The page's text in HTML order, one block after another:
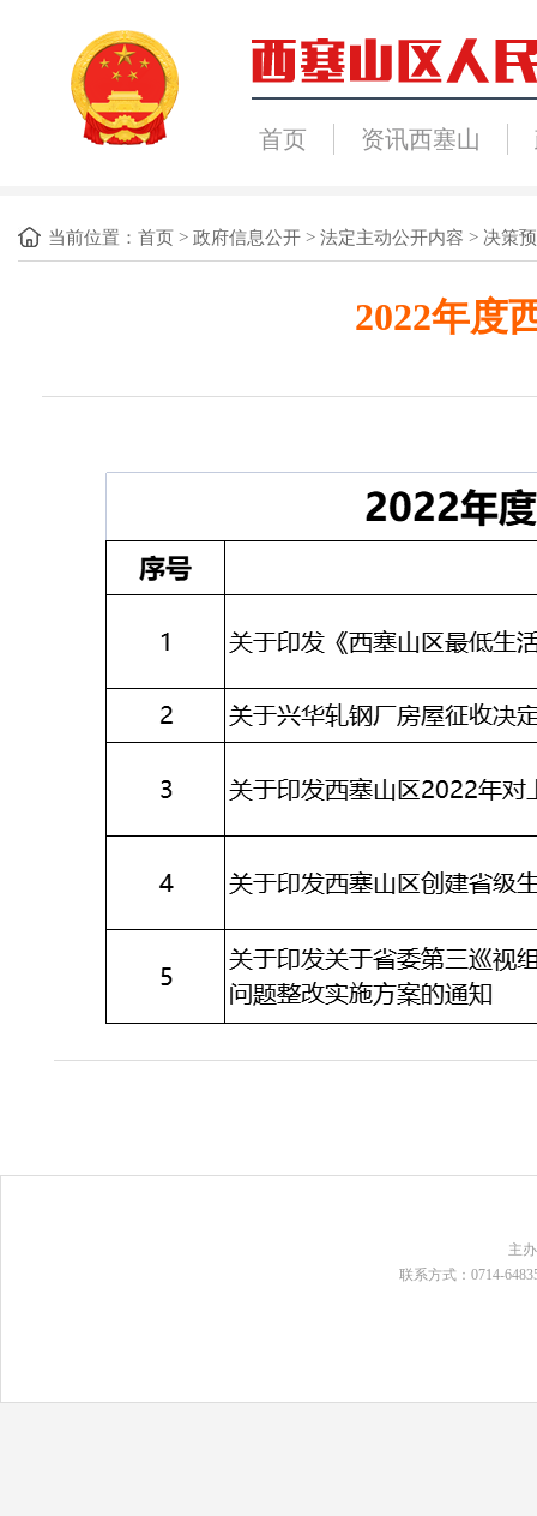
首页 资讯西塞山
当前位置： 首页 > 政府信息公开 > 法定主动公开内容 > 决策
2022年度
主
联系方式：0714-